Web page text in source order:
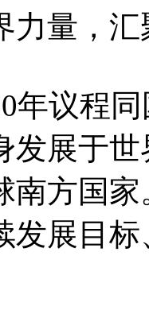
力量，
年议程
发展于
南方国
发展目